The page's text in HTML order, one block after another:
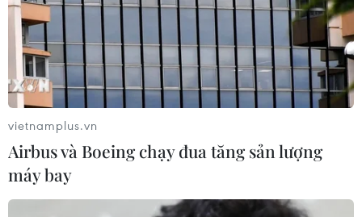
dịch dã hoành hành.
vietnamplus.vn
Airbus và Boeing chạy đua tăng sản lượng
máy bay